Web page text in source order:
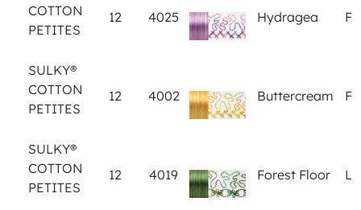
COTTON
PETITES
12 4025 Hydragea
SULKY®
COTTON
PETITES
12 4002 Buttercream
SULKY®
COTTON
PETITES
12 4019 Forest Floor